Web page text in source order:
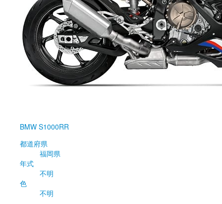
BMW S1000RR
都道府県
福岡県
年式
不明
色
不明